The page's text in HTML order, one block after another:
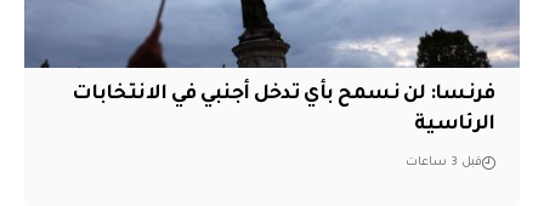
فرنسا: لن نسمح بأي تدخل أجنبي في الانتخابات
الرئاسية
قبل 3 ساعات